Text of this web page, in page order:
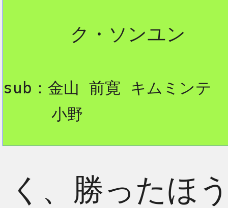
      ク・ソンユン
sub：金山 前寛 キムミンテ
     小野
く、勝ったほ